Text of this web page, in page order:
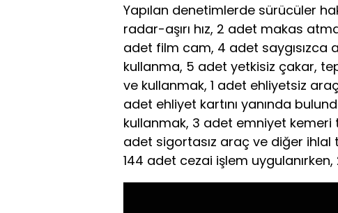
Yapılan denetimlerde sürücüler
radar-aşırı hız, 2 adet makas
adet film cam, 4 adet saygısızca
kullanma, 5 adet yetkisiz çakar,
ve kullanmak, 1 adet ehliyetsiz
adet ehliyet kartını yanında
kullanmak, 3 adet emniyet
adet sigortasız araç ve diğer
144 adet cezai işlem